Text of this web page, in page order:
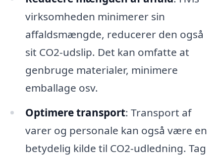
virksomheden minimerer sin
affaldsmængde, reducerer den også
sit CO2-udslip. Det kan omfatte at
genbruge materialer, minimere
emballage osv.
Optimere transport: Transport af
varer og personale kan også være en
betydelig kilde til CO2-udledning. Tag